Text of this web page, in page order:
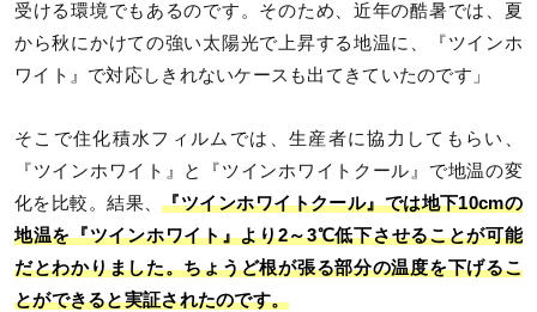
受ける環境でもあるのです。そのため、近年の酷暑では、夏
から秋にかけての強い太陽光で上昇する地温に、『ツインホ
ワイト』で対応しきれないケースも出てきていたのです」
そこで住化積水フィルムでは、生産者に協力してもらい、
『ツインホワイト』と『ツインホワイトクール』で地温の変
化を比較。結果、『ツインホワイトクール』では地下10cmの
地温を『ツインホワイト』より2～3℃低下させることが可能
だとわかりました。ちょうど根が張る部分の温度を下げるこ
とができると実証されたのです。